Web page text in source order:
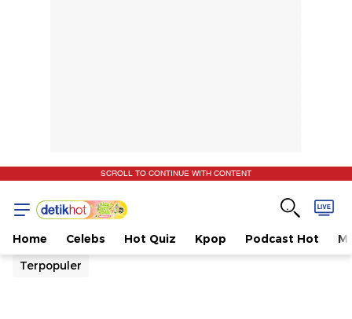
SCROLL TO CONTINUE WITH CONTENT
Home Celebs Hot Quiz Kpop Podcast Hot
Terpopuler